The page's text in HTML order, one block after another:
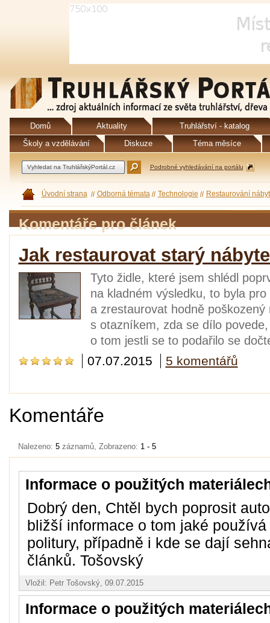
Domů Aktuality
Truhlářství - katalog
Školy a vzdělávání
Diskuze Téma měsíce
Podrobné vyhledávání na portálu
Úvodní strana Odborná témata Technologie Restaurování
Komentáře pro článek
Jak restaurovat starý
Tyto židle, které jsem shlédl
na kladném výsledku, to byla
a zrestaurovat hodně
s otazníkem, zda se dílo
o tom jestli se to podařilo se
07.07.2015 5 komentářů
Komentáře
Nalezeno: 5 záznamů, Zobrazeno: 1 - 5
Informace o použitých
Dobrý den, Chtěl bych poprosit
bližší informace o tom jaké
politury, případně i kde se dají
článků. Tošovský
Vložil: Petr Tošovský, 09.07.2015
Informace o použitých